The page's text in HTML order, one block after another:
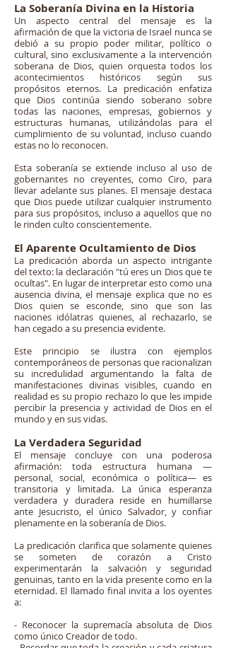
La Soberanía Divina en la Historia
Un aspecto central del mensaje es la
afirmación de que la victoria de Israel nunca se
debió a su propio poder militar, político o
cultural, sino exclusivamente a la intervención
soberana de Dios, quien orquesta todos los
acontecimientos históricos según sus
propósitos eternos. La predicación enfatiza
que Dios continúa siendo soberano sobre
todas las naciones, empresas, gobiernos y
estructuras humanas, utilizándolas para el
cumplimiento de su voluntad, incluso cuando
estas no lo reconocen.
Esta soberanía se extiende incluso al uso de
gobernantes no creyentes, como Ciro, para
llevar adelante sus planes. El mensaje destaca
que Dios puede utilizar cualquier instrumento
para sus propósitos, incluso a aquellos que no
le rinden culto conscientemente.
El Aparente Ocultamiento de Dios
La predicación aborda un aspecto intrigante
del texto: la declaración "tú eres un Dios que te
ocultas". En lugar de interpretar esto como una
ausencia divina, el mensaje explica que no es
Dios quien se esconde, sino que son las
naciones idólatras quienes, al rechazarlo, se
han cegado a su presencia evidente.
Este principio se ilustra con ejemplos
contemporáneos de personas que racionalizan
su incredulidad argumentando la falta de
manifestaciones divinas visibles, cuando en
realidad es su propio rechazo lo que les impide
percibir la presencia y actividad de Dios en el
mundo y en sus vidas.
La Verdadera Seguridad
El mensaje concluye con una poderosa
afirmación: toda estructura humana —
personal, social, económica o política— es
transitoria y limitada. La única esperanza
verdadera y duradera reside en humillarse
ante Jesucristo, el único Salvador, y confiar
plenamente en la soberanía de Dios.
La predicación clarifica que solamente quienes
se someten de corazón a Cristo
experimentarán la salvación y seguridad
genuinas, tanto en la vida presente como en la
eternidad. El llamado final invita a los oyentes
a:
- Reconocer la supremacía absoluta de Dios
como único Creador de todo.